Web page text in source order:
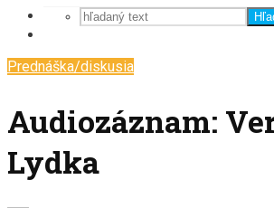
Prednáška/diskusia
Audiozáznam:
Lydka